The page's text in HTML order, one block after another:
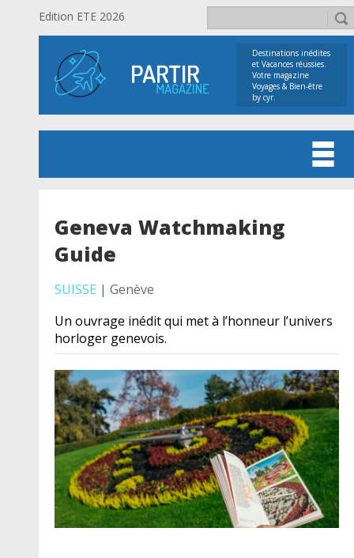
Edition ETE 2026
Destinations inédites
et Vacances réussies.
Votre magazine
Voyages & Bien-être
by cyr.
Geneva Watchmaking
Guide
SUISSE | Genève
Un ouvrage inédit qui met à l’honneur l’univers
horloger genevois.